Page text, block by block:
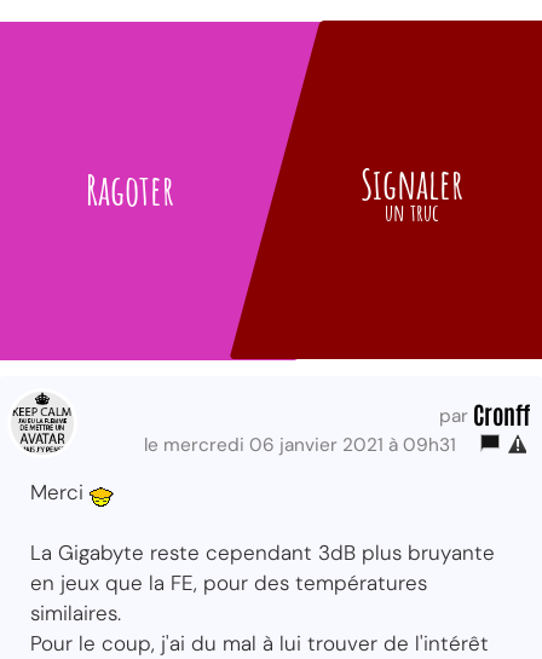
Ragoter Signaler
un truc
par Cronff
le mercredi 06 janvier 2021 à 09h31
Merci
La Gigabyte reste cependant 3dB plus bruyante
en jeux que la FE, pour des températures
similaires.
Pour le coup, j'ai du mal à lui trouver de l'intérêt